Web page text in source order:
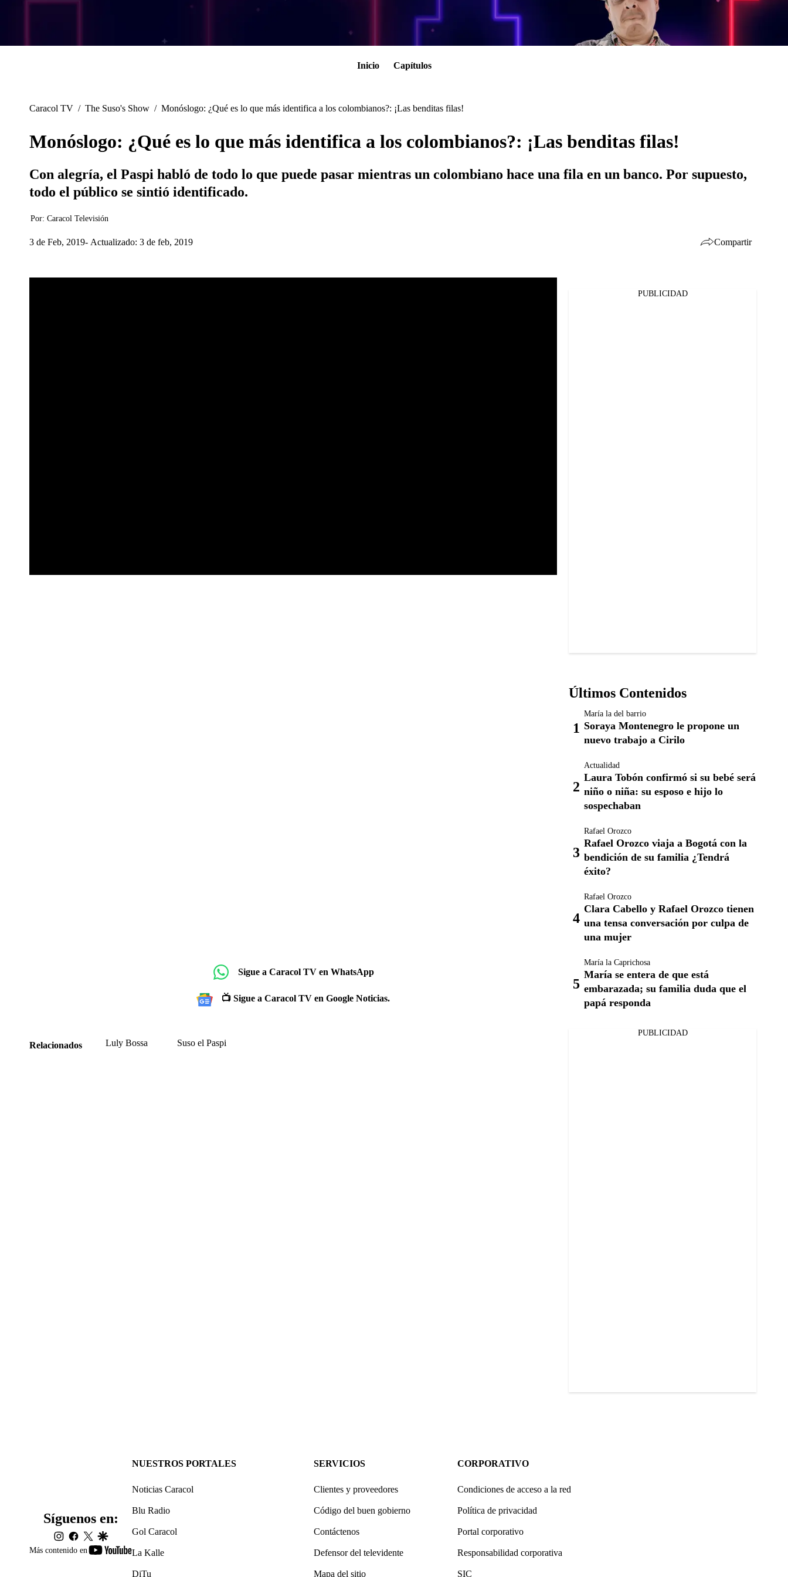
Inicio Capítulos
Caracol TV / The Suso's Show / Monóslogo: ¿Qué es lo que más identifica a los colombianos?: ¡Las benditas filas!
Monóslogo: ¿Qué es lo que más identifica a los colombianos?: ¡Las benditas filas!
Con alegría, el Paspi habló de todo lo que puede pasar mientras un colombiano hace una fila en un banco. Por supuesto,
todo el público se sintió identificado.
Por: Caracol Televisión
3 de Feb, 2019 Actualizado: 3 de feb, 2019 Compartir
Sigue a Caracol TV en WhatsApp
📺 Sigue a Caracol TV en Google Noticias.
Relacionados Luly Bossa Suso el Paspi
PUBLICIDAD
Últimos Contenidos
María la del barrio
Soraya Montenegro le propone un
nuevo trabajo a Cirilo
Actualidad
Laura Tobón confirmó si su bebé será
niño o niña: su esposo e hijo lo
sospechaban
Rafael Orozco
Rafael Orozco viaja a Bogotá con la
bendición de su familia ¿Tendrá
éxito?
Rafael Orozco
Clara Cabello y Rafael Orozco tienen
una tensa conversación por culpa de
una mujer
María la Caprichosa
María se entera de que está
embarazada; su familia duda que el
papá responda
PUBLICIDAD
Más contenido en
youtube-
Síguenos en:
instagram
facebook
twittergoogle
NUESTROS PORTALES
Noticias Caracol
Blu Radio
Gol Caracol
La Kalle
DiTu
SERVICIOS
Clientes y proveedores
Código del buen gobierno
Contáctenos
Defensor del televidente
Mapa del sitio
CORPORATIVO
Condiciones de acceso a la red
Política de privacidad
Portal corporativo
Responsabilidad corporativa
SIC